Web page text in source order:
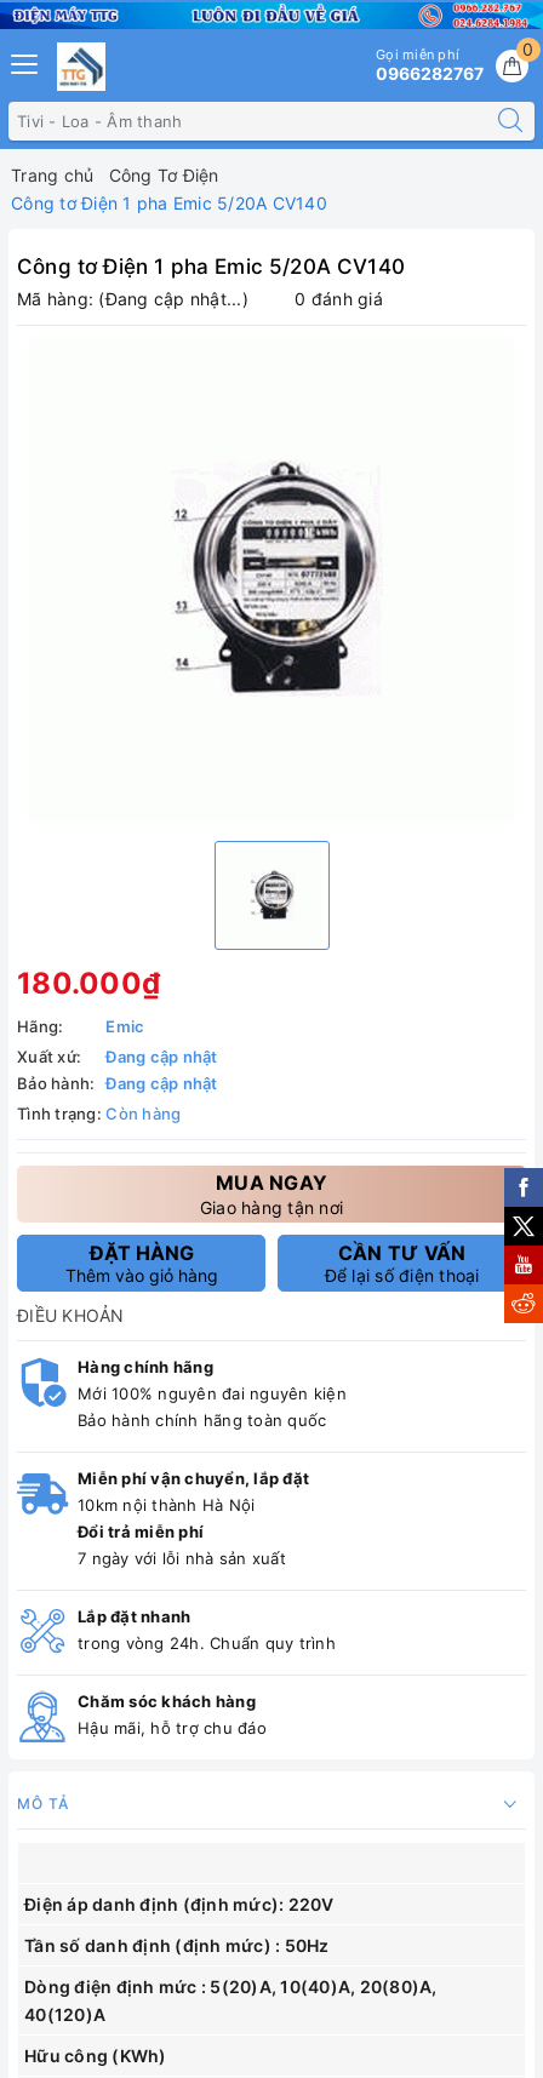
0
Gọi miễn phí
0966282767
Trang chủ
Công Tơ Điện
Công tơ Điện 1 pha Emic 5/20A CV140
Công tơ Điện 1 pha Emic 5/20A CV140
Mã hàng: (Đang cập nhật...) 0 đánh giá
180.000₫
Hãng:
Emic
Xuất xứ:
Đang cập nhật
Bảo hành:
Đang cập nhật
Tình trạng: Còn hàng
MUA NGAY
Giao hàng tận nơi
ĐẶT HÀNG
Thêm vào giỏ hàng
CẦN TƯ VẤN
Để lại số điện thoại
ĐIỀU KHOẢN
Hàng chính hãng
Mới 100% nguyên đai nguyên kiện
Bảo hành chính hãng toàn quốc
Miễn phí vận chuyển, lắp đặt
10km nội thành Hà Nội
Đổi trả miễn phí
7 ngày với lỗi nhà sản xuất
Lắp đặt nhanh
trong vòng 24h. Chuẩn quy trình
Chăm sóc khách hàng
Hậu mãi, hỗ trợ chu đáo
MÔ TẢ
Điện áp danh định (định mức): 220V
Tần số danh định (định mức) : 50Hz
Dòng điện định mức : 5(20)A, 10(40)A, 20(80)A,
40(120)A
Hữu công (KWh)